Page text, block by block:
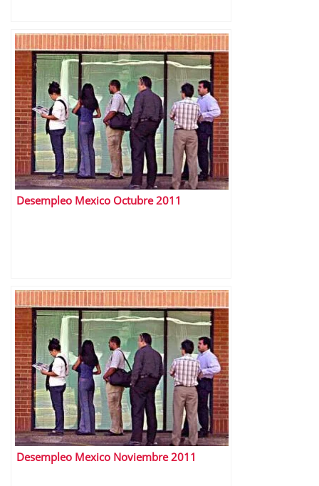
Desempleo Mexico Octubre 2011
Desempleo Mexico Noviembre 2011